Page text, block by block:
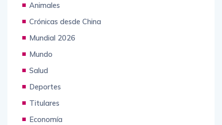
Animales
Crónicas desde China
Mundial 2026
Mundo
Salud
Deportes
Titulares
Economía